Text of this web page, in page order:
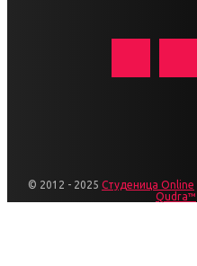
© 2012 - 2025 Студеница Online
Qudra™